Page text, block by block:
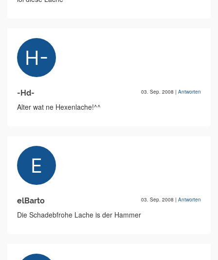
-Hd- 03. Sep. 2008 | Antworten
Alter wat ne Hexenlache!^^
elBarto 03. Sep. 2008 | Antworten
Die Schadebfrohe Lache is der Hammer